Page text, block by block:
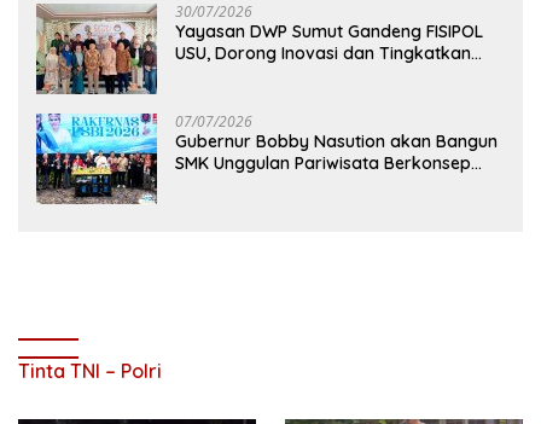
30/07/2026
Yayasan DWP Sumut Gandeng FISIPOL
USU, Dorong Inovasi dan Tingkatkan
07/07/2026
Gubernur Bobby Nasution akan Bangun
SMK Unggulan Pariwisata Berkonsep
Tinta TNI – Polri